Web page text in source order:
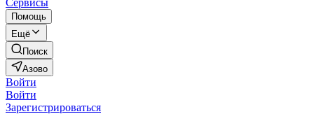
Сервисы
Помощь
Ещё
Поиск
Азово
Войти
Войти
Зарегистрироваться